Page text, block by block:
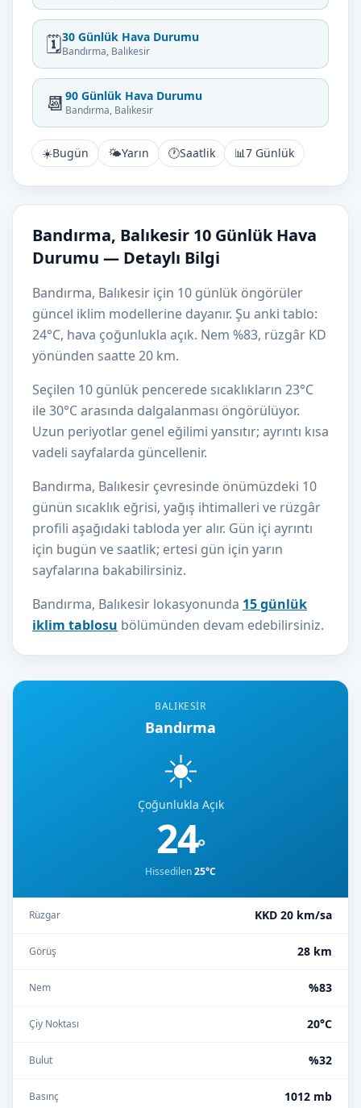
BALIKESIR
Bandırma
☀️
Çoğunlukla Açık
24°
Hissedilen25°C
Rüzgar KKD 20 km/sa
Görüş 28 km
Nem %83
Çiy Noktası 20°C
Bulut %32
Basınç 1012 mb
🗓️30 Günlük Hava Durumu
Bandırma, Balıkesir
📆 90 Günlük Hava Durumu
Bandırma, Balıkesir
☀️Bugün 🌤️Yarın 🕐Saatlik 📊7 Günlük
Bandırma, Balıkesir 10 Günlük Hava
Durumu — Detaylı Bilgi
Bandırma, Balıkesir için 10 günlük öngörüler
güncel iklim modellerine dayanır. Şu anki tablo:
24°C, hava çoğunlukla açık. Nem %83, rüzgâr KD
yönünden saatte 20 km.
Seçilen 10 günlük pencerede sıcaklıkların 23°C
ile 30°C arasında dalgalanması öngörülüyor.
Uzun periyotlar genel eğilimi yansıtır; ayrıntı kısa
vadeli sayfalarda güncellenir.
Bandırma, Balıkesir çevresinde önümüzdeki 10
günün sıcaklık eğrisi, yağış ihtimalleri ve rüzgâr
profili aşağıdaki tabloda yer alır. Gün içi ayrıntı
için bugün ve saatlik; ertesi gün için yarın
sayfalarına bakabilirsiniz.
Bandırma, Balıkesir lokasyonunda 15 günlük
iklim tablosu bölümünden devam edebilirsiniz.